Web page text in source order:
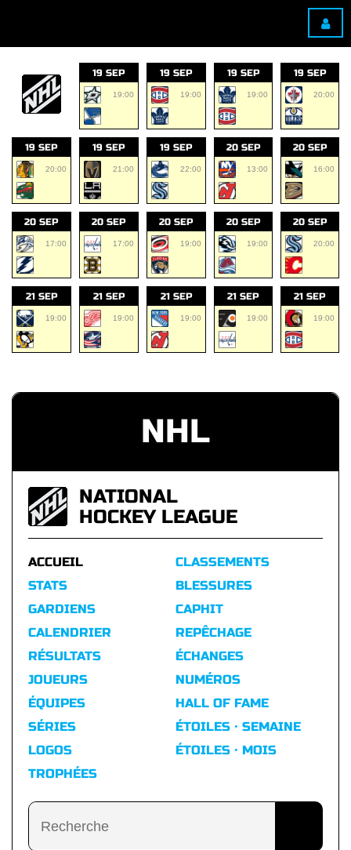
19 SEP
19:00
19 SEP
19:00
19 SEP
19:00
19 SEP
20:00
19 SEP
20:00
19 SEP
21:00
19 SEP
22:00
20 SEP
13:00
20 SEP
16:00
20 SEP
17:00
20 SEP
17:00
20 SEP
19:00
20 SEP
19:00
20 SEP
20:00
21 SEP
19:00
21 SEP
19:00
21 SEP
19:00
21 SEP
19:00
21 SEP
19:00
NHL
NATIONAL
HOCKEY LEAGUE
ACCUEIL
STATS
GARDIENS
CALENDRIER
RÉSULTATS
CLASSEMENTS
BLESSURES
CAPHIT
REPÊCHAGE
ÉCHANGES
JOUEURS
ÉQUIPES
SÉRIES
LOGOS
TROPHÉES
NUMÉROS
HALL OF FAME
ÉTOILES · SEMAINE
ÉTOILES · MOIS